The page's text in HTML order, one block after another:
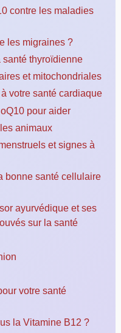
contre les maladies
les migraines ?
santé thyroïdienne
et mitochondriales
votre santé cardiaque
pour aider
animaux
et signes à
bonne santé cellulaire
ayurvédique et ses
sur la santé
votre santé
la Vitamine B12 ?